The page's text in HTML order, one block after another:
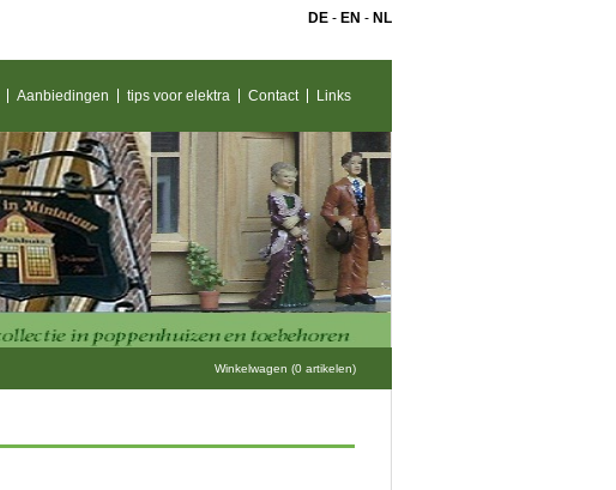
DE - EN - NL
Aanbiedingen tips voor elektra Contact Links
Winkelwagen (0 artikelen)